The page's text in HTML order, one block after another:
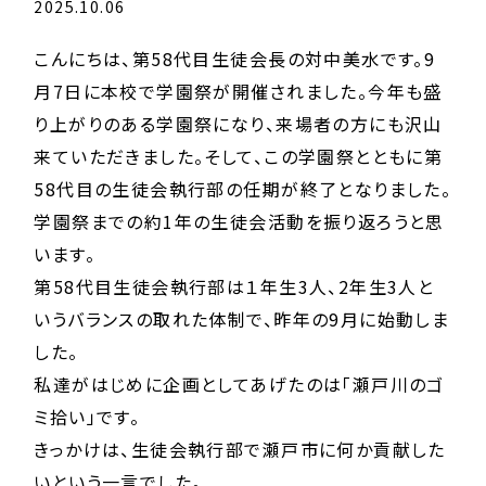
2025.10.06
こんにちは、第58代目生徒会長の対中美水です。9
月7日に本校で学園祭が開催されました。今年も盛
り上がりのある学園祭になり、来場者の方にも沢山
来ていただきました。そして、この学園祭とともに第
58代目の生徒会執行部の任期が終了となりました。
学園祭までの約1年の生徒会活動を振り返ろうと思
います。
第58代目生徒会執行部は１年生3人、2年生3人と
いうバランスの取れた体制で、昨年の9月に始動しま
した。
私達がはじめに企画としてあげたのは「瀬戸川のゴ
ミ拾い」です。
きっかけは、生徒会執行部で瀬戸市に何か貢献した